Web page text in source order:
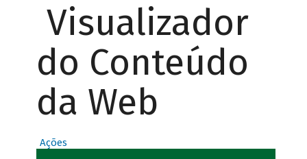
Visualizador
do Conteúdo
da Web
Ações